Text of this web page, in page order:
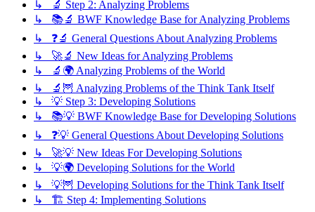
↳ 🔬 Step 2: Analyzing Problems
↳ 📚🔬 BWF Knowledge Base for Analyzing Problems
↳ ❓🔬 General Questions About Analyzing Problems
↳ 🚀🔬 New Ideas for Analyzing Problems
↳ 🔬🌍 Analyzing Problems of the World
↳ 🔬🦉 Analyzing Problems of the Think Tank Itself
↳ 💡 Step 3: Developing Solutions
↳ 📚💡 BWF Knowledge Base for Developing Solutions
↳ ❓💡 General Questions About Developing Solutions
↳ 🚀💡 New Ideas For Developing Solutions
↳ 💡🌍 Developing Solutions for the World
↳ 💡🦉 Developing Solutions for the Think Tank Itself
↳ 🏗️ Step 4: Implementing Solutions